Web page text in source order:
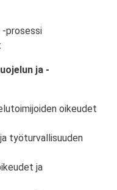
-prosessi
ja -
oikeudet
työturvallisuuden
ja